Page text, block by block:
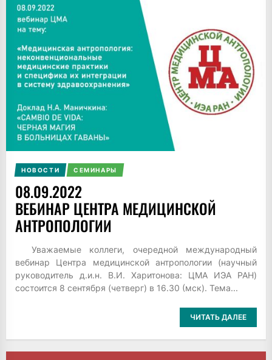
НОВОСТИ СЕМИНАРЫ
08.09.2022
ВЕБИНАР ЦЕНТРА МЕДИЦИНСКОЙ
АНТРОПОЛОГИИ
Уважаемые коллеги, очередной международный
вебинар Центра медицинской антропологии (научный
руководитель д.и.н. В.И. Харитонова: ЦМА ИЭА РАН)
состоится 8 сентября (четверг) в 16.30 (мск). Тема...
ЧИТАТЬ ДАЛЕЕ